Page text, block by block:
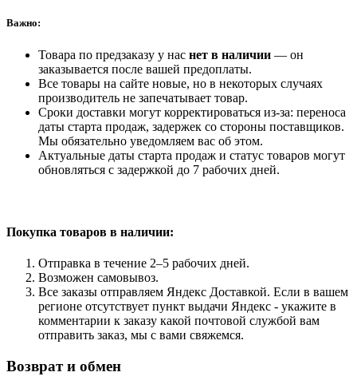
Важно:
Товара по предзаказу у нас нет в наличии — он
заказывается после вашей предоплаты.
Все товары на сайте новые, но в некоторых случаях
производитель не запечатывает товар.
Сроки доставки могут корректироваться из-за: переноса
даты старта продаж, задержек со стороны поставщиков.
Мы обязательно уведомляем вас об этом.
Актуальные даты старта продаж и статус товаров могут
обновляться с задержкой до 7 рабочих дней.
Покупка товаров в наличии:
Отправка в течение 2–5 рабочих дней.
Возможен самовывоз.
Все заказы отправляем Яндекс Доставкой. Если в вашем
регионе отсутствует пункт выдачи Яндекс - укажите в
комментарии к заказу какой почтовой службой вам
отправить заказ, мы с вами свяжемся.
Возврат и обмен